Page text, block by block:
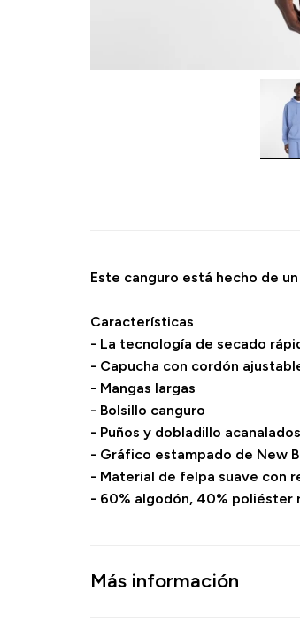
Este canguro está hecho de
Características
- La tecnología de secado
- Capucha con cordón
- Mangas largas
- Bolsillo canguro
- Puños y dobladillo acanalados
- Gráfico estampado de New
- Material de felpa suave con
- 60% algodón, 40% poliéster
Más información